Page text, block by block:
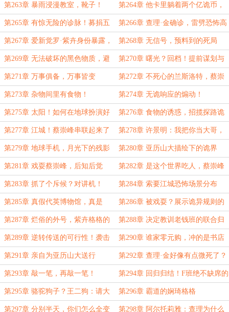
金，操心的摩尔
第263章 暴雨浸漫教室，靴子！ 第264章 他卡里躺着两个亿诡币，
谁给谁募捐？
第265章 有惊无险的诊脉！募捐五
万，就给你三千？
第266章 查理·金确诊，雷劈恐怖高
校！
第267章 爱新觉罗·紫卉身份暴露，
完全封锁的教学楼
第268章 无信号，预料到的死局
第269章 无法破坏的黑色物质，避
水珠！
第270章 曙光？回档！提前谋划与
提前离场
第271章 万事俱备，万事皆变 第272章 不死心的兰斯洛特，蔡崇
峰的质问！
第273章 杂物间里有食物！ 第274章 无诡响应的煽动！
第275章 太阳！如何在地球扮演好
一个诡异！
第276章 食物的诱惑，招揽探路诡
第277章 江城！蔡崇峰串联起来了 第278章 许景明：我把你当大哥，
你偷我..
第279章 地球手机，月光下的残影 第280章 亚历山大描绘下的诡界
第281章 戏耍蔡崇峰，后知后觉 第282章 是这个世界吃人，蔡崇峰
卒
第283章 抓了个斥候？对讲机！ 第284章 索要江城恐怖场景分布
图！
第285章 真假代英博物馆，真是
一‘虫’混蛋
第286章 被戏耍？展示诡异规则的
力量
第287章 烂俗的外号，紫卉格格的
一亿赏金！
第288章 决定教训老钱班的联合归
来者？
第289章 逆转传送的可行性！袭击 第290章 谁家零元购，冲的是书店
啊！
第291章 亲自为亚历山大送行 第292章 查理·金好像有点微死了？
第293章 敲一笔，再敲一笔！ 第294章 回归归结！F班绝不缺席的
约定
第295章 骆驼狗子？王二狗：请大
小姐尽情鞭策！
第296章 霸道的娴琦格格
第297章 分别半天，你们怎么全变 第298章 阿尔托莉雅：查理为什么